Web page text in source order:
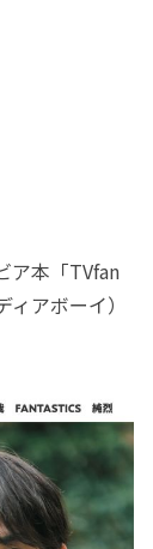
ア本「TVfan
アボーイ）